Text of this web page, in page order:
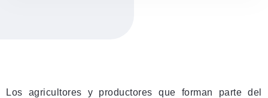
Los agricultores y productores que forman parte del